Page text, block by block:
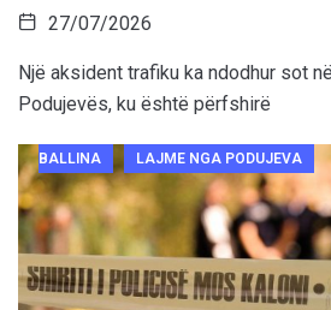
27/07/2026
Një aksident trafiku ka ndodhur sot
Podujevës, ku është përfshirë
BALLINA LAJME NGA PODUJEVA